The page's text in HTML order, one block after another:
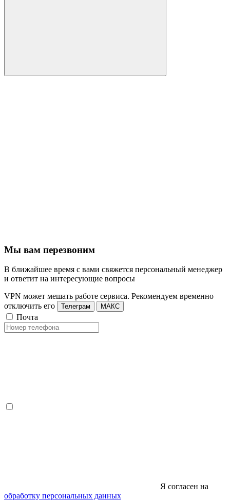
Мы вам перезвоним
В ближайшее время с вами свяжется персональный менеджер
и ответит на интересующие вопросы
VPN может мешать работе сервиса. Рекомендуем временно
отключить его
Телеграм МАКС
Почта
Я согласен на
обработку персональных данных